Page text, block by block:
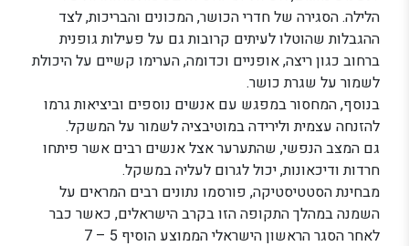
הלילה. הסגירה של חדרי הכושר, המכונים והבריכות, לצד
ההגבלות שהוטלו לעיתים קרובות גם על פעילות גופנית
ברחוב כגון ריצה, אופניים וכדומה, הערימו קשיים על היכולת
לשמור על שגרת כושר.
בנוסף, המחסור במפגש עם אנשים נוספים וביציאות גרמו
להזנחה עצמית ולירידה במוטיבציה לשמור על המשקל.
גם המצב הנפשי, שהתערער אצל אנשים רבים אשר פיתחו
חרדות ודיכאונות, יכול לגרום לעליה במשקל.
מבחינת הסטטיסטיקה, פורסמו נתונים רבים המראים על
השמנה במהלך התקופה הזו בקרב הישראלים, כאשר כבר
לאחר הסגר הראשון הישראלי הממוצע הוסיף 5 – 7